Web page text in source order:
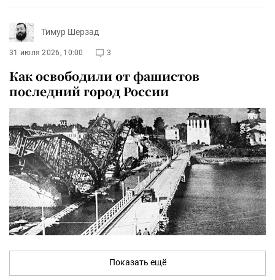
Тимур Шерзад
31 июля 2026, 10:00 3
Как освободили от фашистов
последний город России
Показать ещё